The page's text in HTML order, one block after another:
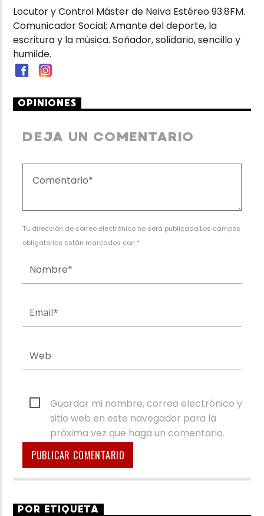
Locutor y Control Máster de Neiva Estéreo 93.8FM.
Comunicador Social; Amante del deporte, la
escritura y la música. Soñador, solidario, sencillo y
humilde.
OPINIONES
DEJA UN COMENTARIO
Tu dirección de correo electrónico no será publicada.Los campos
obligatorios están marcados con *
Guardar mi nombre, correo electrónico y
sitio web en este navegador para la
próxima vez que haga un comentario.
POR ETIQUETA